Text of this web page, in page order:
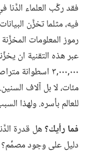
فقد ركَّب العلماء
فيه،‏ مثلما تخزَّن
رموز المعلومات
عبر هذه التقنية ان
٠٠٠‏,٠٠٠‏,٣
مئات،‏ لا بل آلاف
للعالم بأسره.‏ ولهذا
فما رأيك؟‏هل قدرة
دليل على وجود مصمِّم؟‏